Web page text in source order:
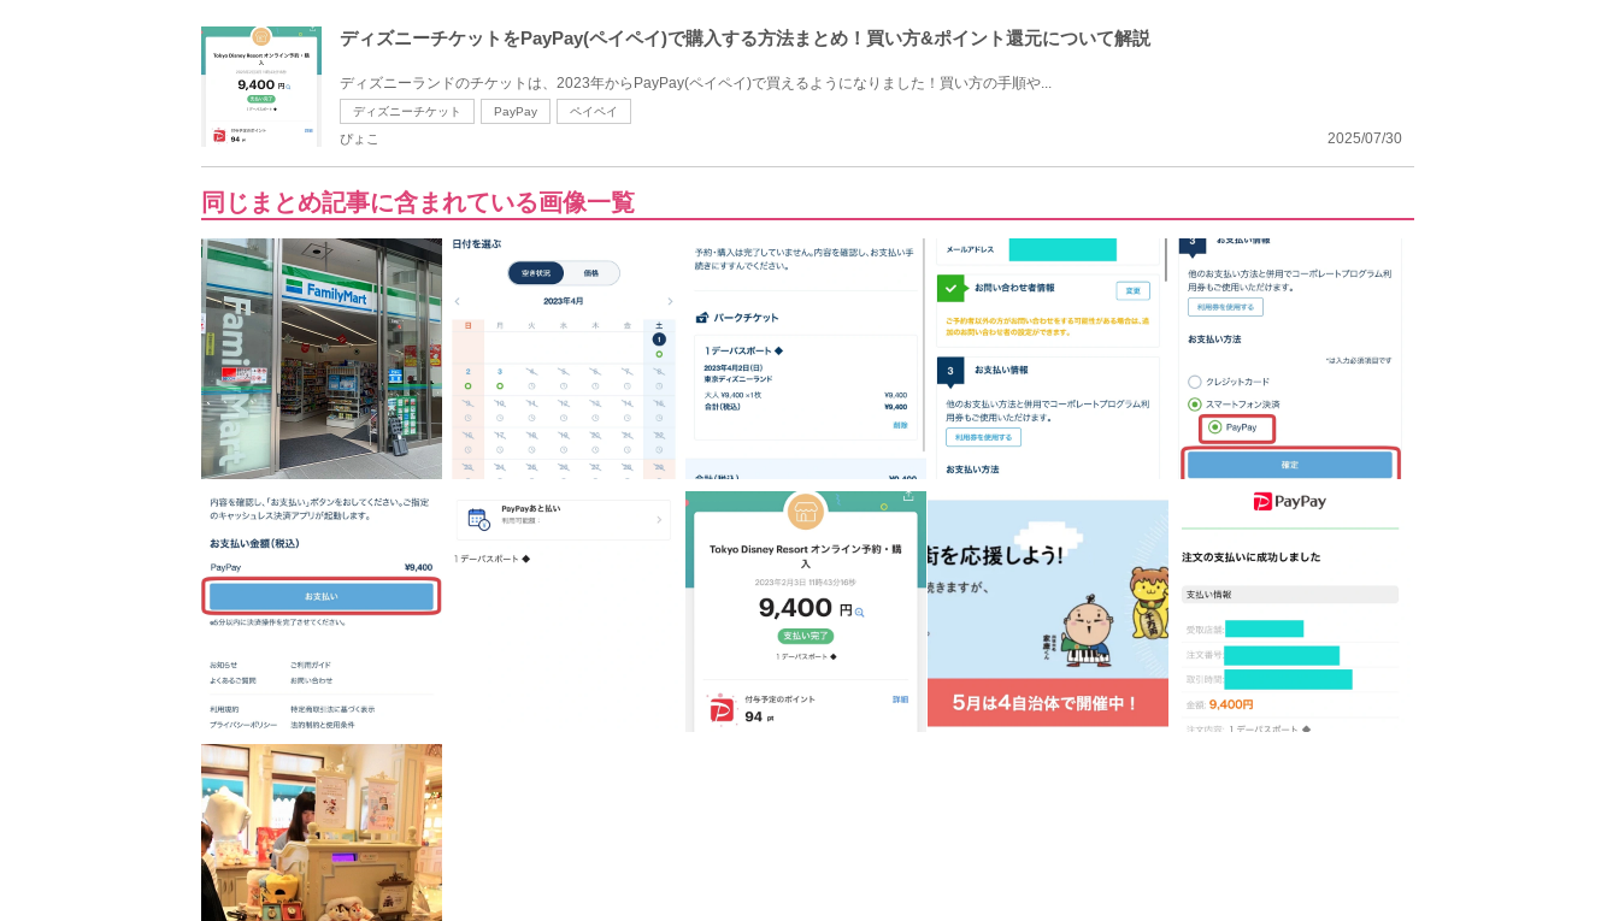
ディズニーチケットをPayPay(ペイペイ)で購入する方法まとめ！買い方&ポイント還元について解説
ディズニーランドのチケットは、2023年からPayPay(ペイペイ)で買えるようになりました！買い方の手順や...
ディズニーチケット PayPay ペイペイ
2025/07/30
ぴょこ
同じまとめ記事に含まれている画像一覧